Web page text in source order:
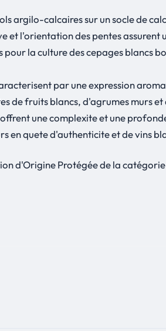
argilo-calcaires sur un socle de
l'orientation des pentes
la culture des cepages blancs
par une expression
de fruits blancs, d'agrumes murs
une complexite et une
en quete d'authenticite et de vins
d'Origine Protégée de la